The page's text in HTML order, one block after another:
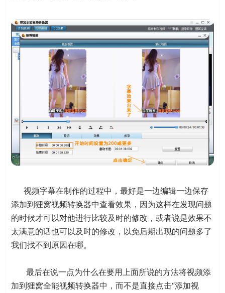
视频字幕在制作的过程中，最好是一边编辑一边保存
添加到狸窝视频转换器中查看效果，因为这样在发现问题
的时候才可以对他进行比较及时的修改，或者说是效果不
太满意的话也可以及时的修改，以免后期出现的问题多了
我们找不到原因在哪。
最后在说一点为什么在要用上面所说的方法将视频添
加到狸窝全能视频转换器中，而不是直接点击“添加视